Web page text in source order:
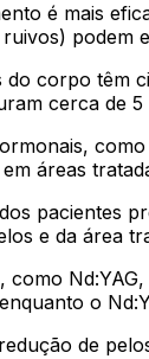
é mais
podem
do corpo têm
cerca de
áreas
pacientes
e da área
como
o
de